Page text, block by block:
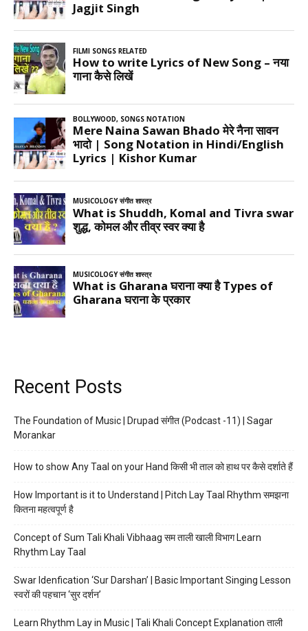
Recent Posts
The Foundation of Music | Drupad संगीत (Podcast -11) | Sagar
Morankar
How to show Any Taal on your Hand किसी भी ताल को हाथ पर कैसे दर्शाते हैं
How Important is it to Understand | Pitch Lay Taal Rhythm समझना
कितना महत्वपूर्ण है
Concept of Sum Tali Khali Vibhaag सम ताली खाली विभाग Learn
Rhythm Lay Taal
Swar Idenfication ‘Sur Darshan’ | Basic Important Singing Lesson
स्वरों की पहचान ‘सुर दर्शन’
Learn Rhythm Lay in Music | Tali Khali Concept Explanation ताली